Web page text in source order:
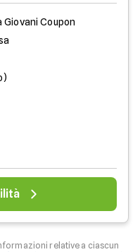
Giovani Coupon
relative a ciascun